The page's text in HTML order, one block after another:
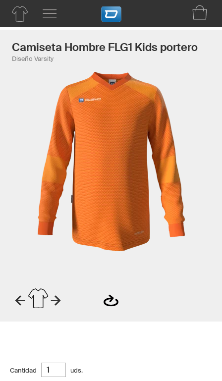
Camiseta Hombre FLG1 Kids portero
Diseño Varsity
Cantidad uds.